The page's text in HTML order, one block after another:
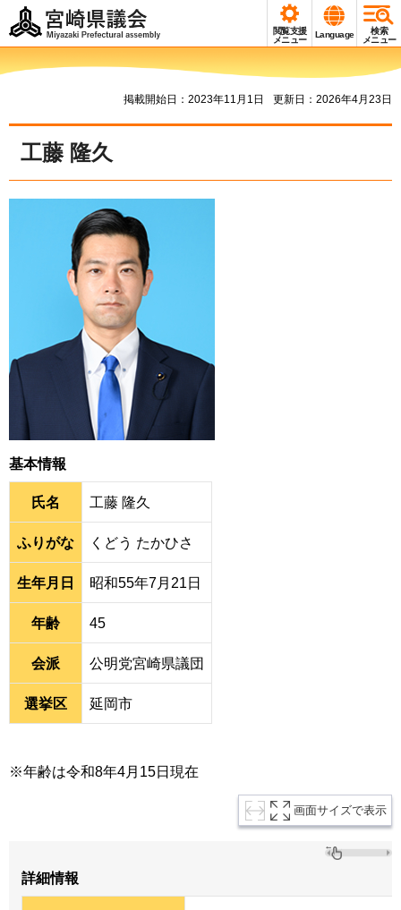
宮崎県議会
Miyazaki Prefectural
閲覧支援
メニュー
Language
検索
メニュー
掲載開始日：2023年11月1日 更新日：2026年4月23日
工藤 隆久
基本情報
氏名 工藤 隆久
ふりがな くどう たかひさ
生年月日 昭和55年7月21日
年齢 45
会派 公明党宮崎県議団
選挙区 延岡市
※年齢は令和8年4月15日現在
画面サイズで表示
詳細情報